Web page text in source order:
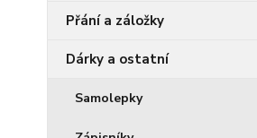
Přání a záložky
Dárky a ostatní
Samolepky